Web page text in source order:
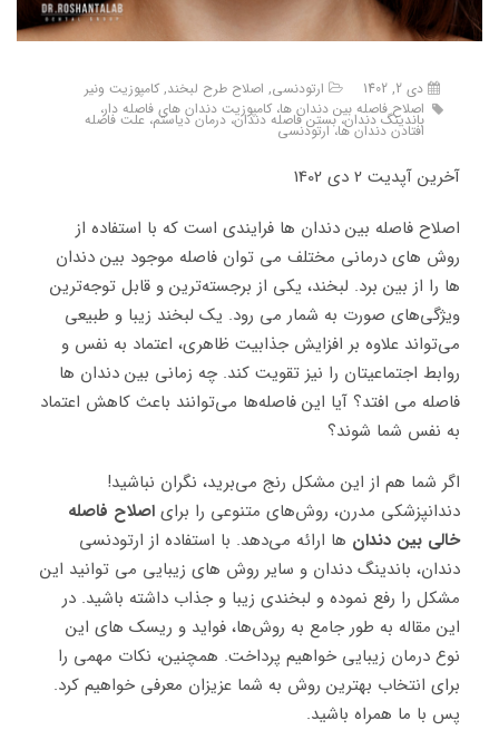
دی 2, 1402 ارتودنسی, اصلاح طرح لبخند, کامپوزیت ونیر
اصلاح فاصله بین دندان ها، کامپوزیت دندان های فاصله دار،
باندینگ دندان، بستن فاصله دندان، درمان دیاستم، علت فاصله
افتادن دندان ها، ارتودنسی
آخرین آپدیت 2 دی 1402
اصلاح فاصله بین دندان ها فرایندی است که با استفاده از
روش های درمانی مختلف می توان فاصله موجود بین دندان
ها را از بین برد. لبخند، یکی از برجسته‌ترین و قابل توجه‌ترین
ویژگی‌های صورت به شمار می رود. یک لبخند زیبا و طبیعی
می‌تواند علاوه بر افزایش جذابیت ظاهری، اعتماد به نفس و
روابط اجتماعیتان را نیز تقویت کند. چه زمانی بین دندان ها
فاصله می افتد؟ آیا این فاصله‌ها می‌توانند باعث کاهش اعتماد
به نفس شما شوند؟
اگر شما هم از این مشکل رنج می‌برید، نگران نباشید!
دندانپزشکی مدرن، روش‌های متنوعی را برای اصلاح فاصله
خالی بین دندان ‌ ها ارائه می‌دهد. با استفاده از ارتودنسی
دندان، باندینگ دندان و سایر روش های زیبایی می توانید این
مشکل را رفع نموده و لبخندی زیبا و جذاب داشته باشید. در
این مقاله به طور جامع به روش‌ها، فواید و ریسک های این
نوع درمان زیبایی خواهیم پرداخت. همچنین، نکات مهمی را
برای انتخاب بهترین روش به شما عزیزان معرفی خواهیم کرد.
پس با ما همراه باشید.